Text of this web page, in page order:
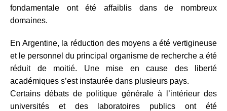
fondamentale ont été affaiblis dans de nombreux
domaines.
En Argentine, la réduction des moyens a été vertigineuse
et le personnel du principal organisme de recherche a été
réduit de moitié. Une mise en cause des liberté
académiques s’est instaurée dans plusieurs pays.
Certains débats de politique générale à l’intérieur des
universités et des laboratoires publics ont été